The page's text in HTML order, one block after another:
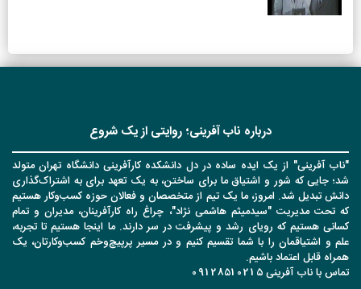
درباره ناب آفرینی؛ روایتی از یک شروع
"ناب آفرینی" از یک ایده ساده در دل دانشکده کارآفرینی دانشگاه تهران متولد
شد؛ جایی که شور و اشتیاق ما برای ساختن، به یک تعهد برای به اشتراک‌گذاری
دانش تبدیل شد. امروز، ما یک تیم از متخصصان و فعالان حوزه کسب‌وکار هستیم
که تحت مدیریت "سیدمیثم هاشمی نژاد"، چراغ راه کارآفرینان، مدیران و تمام
کسانی هستیم که رویای رشد و پیشرفت در سر دارند. ما اینجا هستیم تا تجربه،
علم و اشتیاقمان را با شما تقسیم کنیم و در مسیر پرپیچ‌وخم کسب‌وکارتان، یک
همراه قابل اعتماد باشیم.
تماس با ناب آفرینی 09128510215